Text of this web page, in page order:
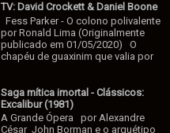
TV: David Crockett & Daniel Boone
Fess Parker - O colono polivalente
por Ronald Lima (Originalmente
publicado em 01/05/2020) O
chapéu de guaxinim que valia por
Saga mítica imortal - Clássicos:
Excalibur (1981)
A Grande Ópera por Alexandre
César John Borman e o arquétipo